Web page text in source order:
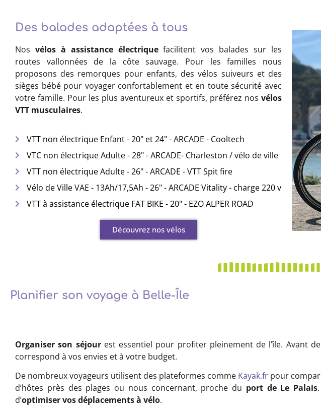
Des balades adaptées à tous
Nos vélos à assistance électriquefacilitent vos balades sur les
routes vallonnées de la côte sauvage. Pour les familles nous
proposons des remorques pour enfants, des vélos suiveurs et des
sièges bébé pour voyager confortablement et en toute sécurité avec
votre famille. Pour les plus aventureux et sportifs, préférez nos vélos
VTT musculaires.
VTT non électrique Enfant - 20" et 24" - ARCADE - Cooltech
VTC non électrique Adulte - 28" - ARCADE- Charleston / vélo de ville
VTT non électrique Adulte - 26" - ARCADE - VTT Spit fire
Vélo de Ville VAE - 13Ah/17,5Ah - 26" - ARCADE Vitality - charge 220 v
VTT à assistance électrique FAT BIKE - 20" - EZO ALPER ROAD
Découvrez nos vélos
Planifier son voyage à Belle-Île
Organiser son séjourest essentiel pour profiter pleinement de l’île. Avant
correspond à vos envies et à votre budget.
De nombreux voyageurs utilisent des plateformes comme Kayak.fr pour
d’hôtes près des plages ou nous concernant, proche du port de Le Palais
d’optimiser vos déplacements à vélo.